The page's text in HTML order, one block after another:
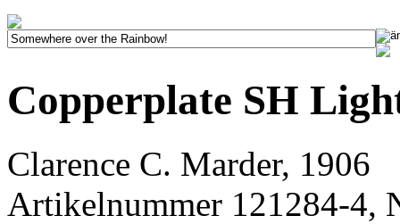
Copperplate SH
Clarence C. Marder, 1906
Artikelnummer 121284-4,